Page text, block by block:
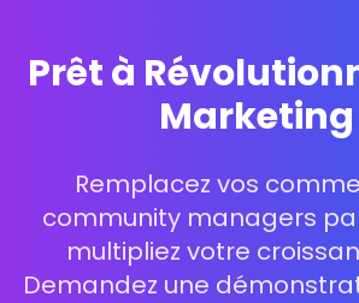
Prêt à
Marketing
Remplacez vos
community managers
multipliez votre
Demandez une